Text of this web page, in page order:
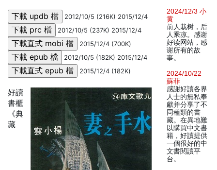
2012/10/5 (216K) 2015/12/4
2012/10/5 (237K) 2015/12/4
2015/12/4 (700K)
2012/10/5 (182K) 2015/12/4
2015/12/4 (182K)
好讀
書櫃
《典
藏
2024/12/3 小
黄
前人栽树，后
人乘凉。感谢
好读网站，感
谢所有的故
事。
2024/10/22
蘇菲
感謝好讀各界
人士的無私奉
獻并分享了不
同種類的書
藏。在異地難
以購買中文書
籍，好讀提供
一個很好的中
文書閱讀平
台。